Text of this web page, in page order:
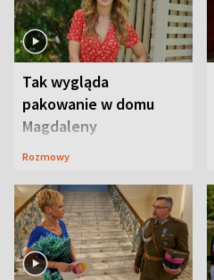
Tak wygląda
pakowanie w domu
Magdaleny
Waligórskiej-Lisieckiej.
Rozmowy